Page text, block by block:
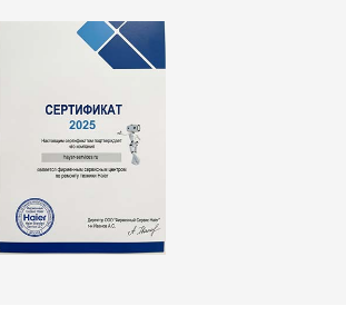
Заказать
Заказать